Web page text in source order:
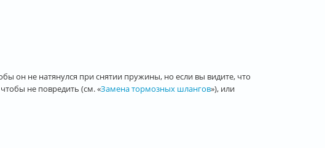
он не натянулся при снятии пружины, но если вы видите, что
не повредить (см. «Замена тормозных шлангов»), или